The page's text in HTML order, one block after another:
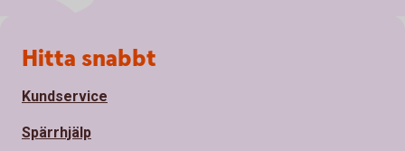
Sidfot
Hitta snabbt
Kundservice
Spärrhjälp